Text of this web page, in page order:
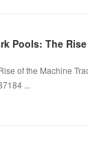
Pools: The
of the Machine
...